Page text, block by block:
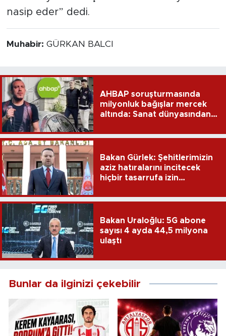
nasip eder” dedi.
Muhabir: GÜRKAN BALCI
AHBAP soruşturmasında
milyonluk bağışlar mercek
altında: Sanat dünyasından
Bakan Gürlek: Şehitlerimizin
aziz hatıralarını incitecek
hiçbir tasarrufa izin
Bakan Uraloğlu: 5G abone
sayısı 4 ayda 44,5 milyona
ulaştı
Bunlar da ilginizi çekebilir